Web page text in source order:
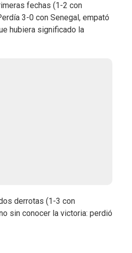
fechas (1-2 con
3-0 con Senegal, empató
hubiera significado la
derrotas (1-3 con
sin conocer la victoria: perdió